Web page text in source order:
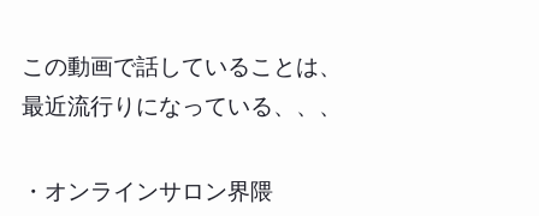
この動画で話していることは、
最近流行りになっている、、、
・オンラインサロン界隈